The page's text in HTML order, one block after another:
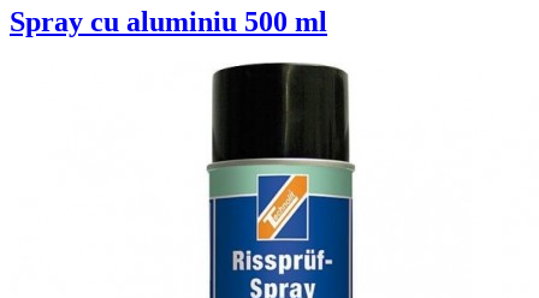
Spray cu aluminiu 500 ml